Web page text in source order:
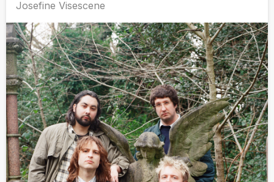
Josefine Visescene